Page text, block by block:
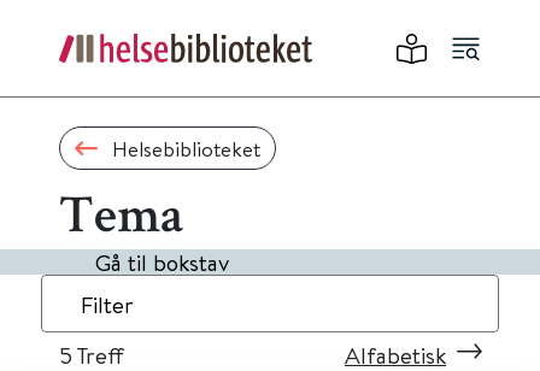
Helsebiblioteket
Tema
Gå til bokstav
Filter
5 Treff Alfabetisk